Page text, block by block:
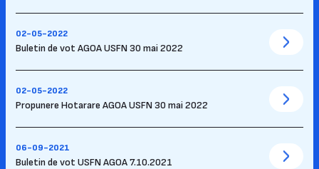
02-05-2022
Buletin de vot AGOA USFN 30 mai 2022
02-05-2022
Propunere Hotarare AGOA USFN 30 mai 2022
06-09-2021
Buletin de vot USFN AGOA 7.10.2021